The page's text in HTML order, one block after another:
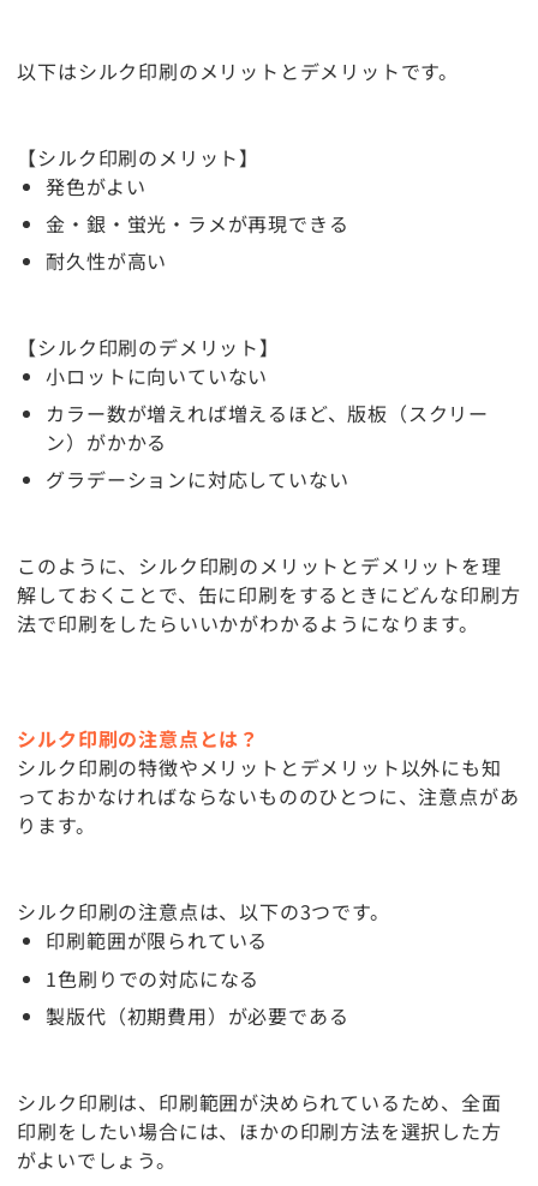
以下はシルク印刷のメリットとデメリットです。
【シルク印刷のメリット】
発色がよい
金・銀・蛍光・ラメが再現できる
耐久性が高い
【シルク印刷のデメリット】
小ロットに向いていない
カラー数が増えれば増えるほど、版板（スクリー
ン）がかかる
グラデーションに対応していない
このように、シルク印刷のメリットとデメリットを理
解しておくことで、缶に印刷をするときにどんな印刷方
法で印刷をしたらいいかがわかるようになります。
シルク印刷の注意点とは？
シルク印刷の特徴やメリットとデメリット以外にも知
っておかなければならないもののひとつに、注意点があ
ります。
シルク印刷の注意点は、以下の3つです。
印刷範囲が限られている
1色刷りでの対応になる
製版代（初期費用）が必要である
シルク印刷は、印刷範囲が決められているため、全面
印刷をしたい場合には、ほかの印刷方法を選択した方
がよいでしょう。